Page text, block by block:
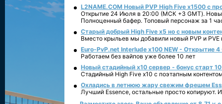
L2NAME.COM Новый PVP High Five x1500 с
Открытие 24 Июля в 20:00 (МСК +3 GMT).
Полноценный бафер. Топовый персонаж за 1
Старый добрый High Five x5 но с новым
Вместо крыльев мы добавили новый PVP и PVE
Euro-PvP.net Interlude х100 NEW - Открытие 4
Работаем без вайпов уже более 10 лет
Новый стадийный х10 сервер - бонус старт
Стадийный High Five x10 с поэтапным
Охладись в летнюю жару свежим фрешем
Лучший Essence, остальные просто копируют.